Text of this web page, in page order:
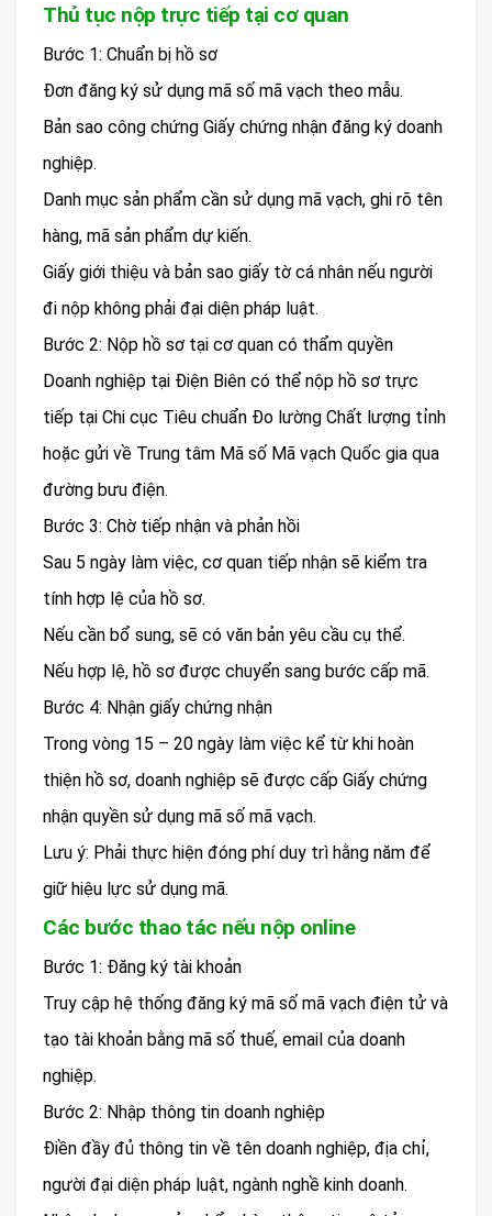
Thủ tục nộp trực tiếp tại cơ quan
Bước 1: Chuẩn bị hồ sơ
Đơn đăng ký sử dụng mã số mã vạch theo mẫu.
Bản sao công chứng Giấy chứng nhận đăng ký doanh
nghiệp.
Danh mục sản phẩm cần sử dụng mã vạch, ghi rõ tên
hàng, mã sản phẩm dự kiến.
Giấy giới thiệu và bản sao giấy tờ cá nhân nếu người
đi nộp không phải đại diện pháp luật.
Bước 2: Nộp hồ sơ tại cơ quan có thẩm quyền
Doanh nghiệp tại Điện Biên có thể nộp hồ sơ trực
tiếp tại Chi cục Tiêu chuẩn Đo lường Chất lượng tỉnh
hoặc gửi về Trung tâm Mã số Mã vạch Quốc gia qua
đường bưu điện.
Bước 3: Chờ tiếp nhận và phản hồi
Sau 5 ngày làm việc, cơ quan tiếp nhận sẽ kiểm tra
tính hợp lệ của hồ sơ.
Nếu cần bổ sung, sẽ có văn bản yêu cầu cụ thể.
Nếu hợp lệ, hồ sơ được chuyển sang bước cấp mã.
Bước 4: Nhận giấy chứng nhận
Trong vòng 15 – 20 ngày làm việc kể từ khi hoàn
thiện hồ sơ, doanh nghiệp sẽ được cấp Giấy chứng
nhận quyền sử dụng mã số mã vạch.
Lưu ý: Phải thực hiện đóng phí duy trì hằng năm để
giữ hiệu lực sử dụng mã.
Các bước thao tác nếu nộp online
Bước 1: Đăng ký tài khoản
Truy cập hệ thống đăng ký mã số mã vạch điện tử và
tạo tài khoản bằng mã số thuế, email của doanh
nghiệp.
Bước 2: Nhập thông tin doanh nghiệp
Điền đầy đủ thông tin về tên doanh nghiệp, địa chỉ,
người đại diện pháp luật, ngành nghề kinh doanh.